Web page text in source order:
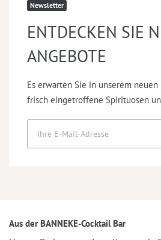
Newsletter
ENTDECKEN SIE
ANGEBOTE
Es erwarten Sie in unserem
frisch eingetroffene Spirituosen
Aus der BANNEKE-Cocktail Bar